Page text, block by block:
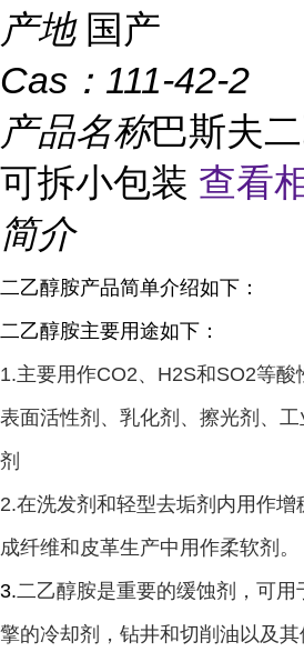
产地 国产
Cas： 111-42-2
产品名称巴斯夫
可拆小包装 查看
简介
二乙醇胺产品简单介绍如下：
二乙醇胺主要用途如下：
1.主要用作CO2、H2S和SO2等
表面活性剂、乳化剂、擦光剂、
剂
2.在洗发剂和轻型去垢剂内用作
成纤维和皮革生产中用作柔软剂。
3.二乙醇胺是重要的缓蚀剂，可用
擎的冷却剂，钻井和切削油以及